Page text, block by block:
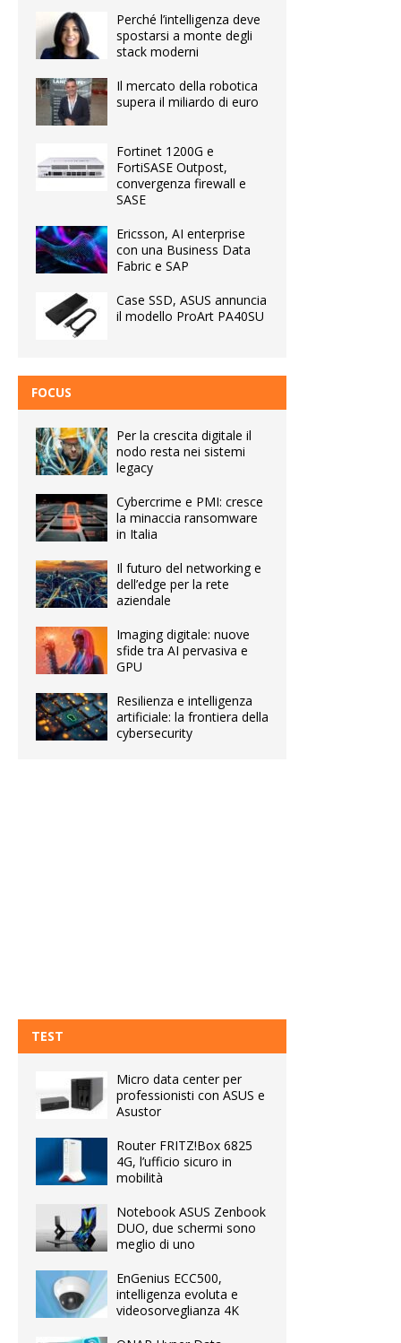
Perché l’intelligenza deve
spostarsi a monte degli
stack moderni
Il mercato della robotica
supera il miliardo di euro
Fortinet 1200G e
FortiSASE Outpost,
convergenza firewall e
SASE
Ericsson, AI enterprise
con una Business Data
Fabric e SAP
Case SSD, ASUS annuncia
il modello ProArt PA40SU
FOCUS
Per la crescita digitale il
nodo resta nei sistemi
legacy
Cybercrime e PMI: cresce
la minaccia ransomware
in Italia
Il futuro del networking e
dell’edge per la rete
aziendale
Imaging digitale: nuove
sfide tra AI pervasiva e
GPU
Resilienza e intelligenza
artificiale: la frontiera della
cybersecurity
TEST
Micro data center per
professionisti con ASUS e
Asustor
Router FRITZ!Box 6825
4G, l’ufficio sicuro in
mobilità
Notebook ASUS Zenbook
DUO, due schermi sono
meglio di uno
EnGenius ECC500,
intelligenza evoluta e
videosorveglianza 4K